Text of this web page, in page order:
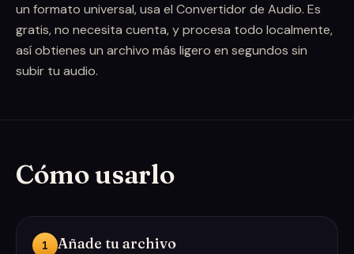
un formato universal, usa el Convertidor de Audio. Es
gratis, no necesita cuenta, y procesa todo localmente,
así obtienes un archivo más ligero en segundos sin
subir tu audio.
Cómo usarlo
1 Añade tu archivo